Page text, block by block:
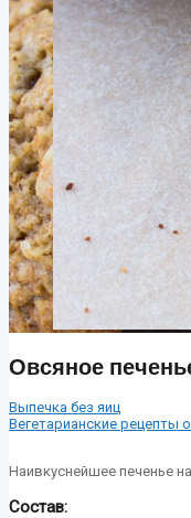
Овсяное
Выпечка без яиц
Вегетарианские рецепты
Наивкуснейшее печенье
Состав: